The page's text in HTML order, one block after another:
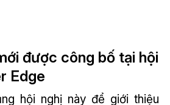
được công bố tại hội
Edge
hội nghị này để giới thiệu